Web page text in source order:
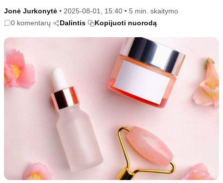
Populiaru
Sodas ir daržas
Sveikata ir grožis
Karjera
Psichologinė sveikata
Informacija
Klaidų taisymo politika
Naudojimo sąlygos
Privatumo politika
Reklamos politika
Slapukų politika
Apie mus
Autoriai
Jonė Jurkonytė • 2025-08-01, 15:40 • 5 min. skaitymo
0 komentarų
Dalintis Kopijuoti nuorodą